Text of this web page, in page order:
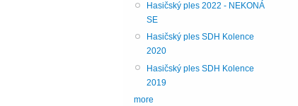
Hasičský ples 2022 - NEKONÁ
SE
Hasičský ples SDH Kolence
2020
Hasičský ples SDH Kolence
2019
more